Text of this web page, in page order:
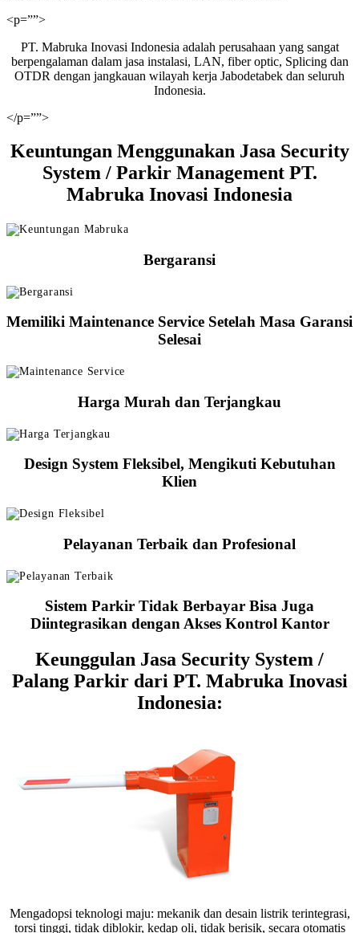
<p=””>
PT. Mabruka Inovasi Indonesia adalah perusahaan yang sangat
berpengalaman dalam jasa instalasi, LAN, fiber optic, Splicing dan
OTDR dengan jangkauan wilayah kerja Jabodetabek dan seluruh
Indonesia.
</p=””>
Keuntungan Menggunakan Jasa Security
System / Parkir Management PT.
Mabruka Inovasi Indonesia
Bergaransi
Memiliki Maintenance Service Setelah Masa Garansi
Selesai
Harga Murah dan Terjangkau
Design System Fleksibel, Mengikuti Kebutuhan
Klien
Pelayanan Terbaik dan Profesional
Sistem Parkir Tidak Berbayar Bisa Juga
Diintegrasikan dengan Akses Kontrol Kantor
Keunggulan Jasa Security System /
Palang Parkir dari PT. Mabruka Inovasi
Indonesia:
Mengadopsi teknologi maju: mekanik dan desain listrik terintegrasi,
torsi tinggi, tidak diblokir, kedap oli, tidak berisik, secara otomatis